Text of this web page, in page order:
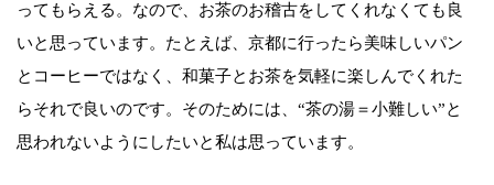
ってもらえる。なので、お茶のお稽古をしてくれなくても良
いと思っています。たとえば、京都に行ったら美味しいパン
とコーヒーではなく、和菓子とお茶を気軽に楽しんでくれた
らそれで良いのです。そのためには、“茶の湯＝小難しい”と
思われないようにしたいと私は思っています。